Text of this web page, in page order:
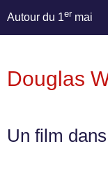
Autour du 1er mai
Douglas
Un film